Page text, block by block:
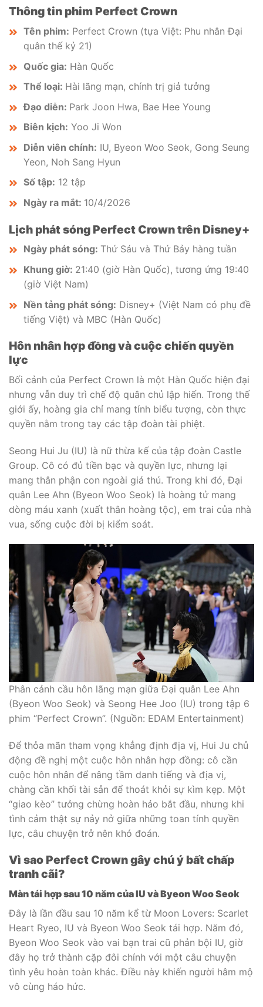
Thông tin phim Perfect Crown
Tên phim: Perfect Crown (tựa Việt: Phu nhân Đại
quân thế kỷ 21)
Quốc gia: Hàn Quốc
Thể loại: Hài lãng mạn, chính trị giả tưởng
Đạo diễn: Park Joon Hwa, Bae Hee Young
Biên kịch: Yoo Ji Won
Diễn viên chính: IU, Byeon Woo Seok, Gong Seung
Yeon, Noh Sang Hyun
Số tập: 12 tập
Ngày ra mắt: 10/4/2026
Lịch phát sóng Perfect Crown trên Disney+
Ngày phát sóng: Thứ Sáu và Thứ Bảy hàng tuần
Khung giờ: 21:40 (giờ Hàn Quốc), tương ứng 19:40
(giờ Việt Nam)
Nền tảng phát sóng: Disney+ (Việt Nam có phụ đề
tiếng Việt) và MBC (Hàn Quốc)
Hôn nhân hợp đồng và cuộc chiến quyền
lực
Bối cảnh của Perfect Crown là một Hàn Quốc hiện đại
nhưng vẫn duy trì chế độ quân chủ lập hiến. Trong thế
giới ấy, hoàng gia chỉ mang tính biểu tượng, còn thực
quyền nằm trong tay các tập đoàn tài phiệt.
Seong Hui Ju (IU) là nữ thừa kế của tập đoàn Castle
Group. Cô có đủ tiền bạc và quyền lực, nhưng lại
mang thân phận con ngoài giá thú. Trong khi đó, Đại
quân Lee Ahn (Byeon Woo Seok) là hoàng tử mang
dòng máu xanh (xuất thân hoàng tộc), em trai của nhà
vua, sống cuộc đời bị kiểm soát.
Phân cảnh cầu hôn lãng mạn giữa Đại quân Lee Ahn
(Byeon Woo Seok) và Seong Hee Joo (IU) trong tập 6
phim “Perfect Crown”. (Nguồn: EDAM Entertainment)
Để thỏa mãn tham vọng khẳng định địa vị, Hui Ju chủ
động đề nghị một cuộc hôn nhân hợp đồng: cô cần
cuộc hôn nhân để nâng tầm danh tiếng và địa vị,
chàng cần khối tài sản để thoát khỏi sự kìm kẹp. Một
“giao kèo” tưởng chừng hoàn hảo bắt đầu, nhưng khi
tình cảm thật sự nảy nở giữa những toan tính quyền
lực, câu chuyện trở nên khó đoán.
Vì sao Perfect Crown gây chú ý bất chấp
tranh cãi?
Màn tái hợp sau 10 năm của IU và Byeon Woo Seok
Đây là lần đầu sau 10 năm kể từ Moon Lovers: Scarlet
Heart Ryeo, IU và Byeon Woo Seok tái hợp. Năm đó,
Byeon Woo Seok vào vai bạn trai cũ phản bội IU, giờ
đây họ trở thành cặp đôi chính với một câu chuyện
tình yêu hoàn toàn khác. Điều này khiến người hâm mộ
vô cùng háo hức.